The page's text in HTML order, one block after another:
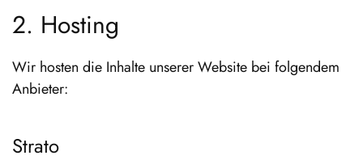
2. Hosting
Wir hosten die Inhalte unserer Website bei folgendem
Anbieter:
Strato